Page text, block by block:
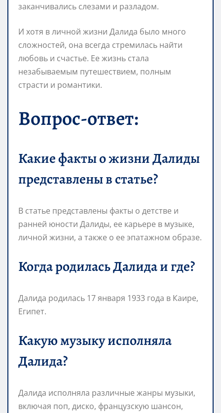
заканчивались слезами и разладом.
И хотя в личной жизни Далида было много
сложностей, она всегда стремилась найти
любовь и счастье. Ее жизнь стала
незабываемым путешествием, полным
страсти и романтики.
Вопрос-ответ:
Какие факты о жизни Далиды
представлены в статье?
В статье представлены факты о детстве и
ранней юности Далиды, ее карьере в музыке,
личной жизни, а также о ее эпатажном образе.
Когда родилась Далида и где?
Далида родилась 17 января 1933 года в Каире,
Египет.
Какую музыку исполняла
Далида?
Далида исполняла различные жанры музыки,
включая поп, диско, французскую шансон,